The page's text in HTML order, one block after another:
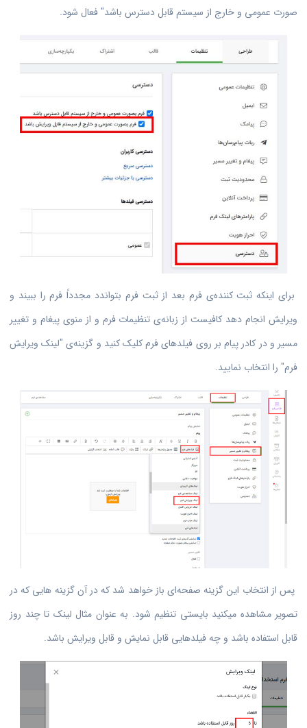
صورت عمومی و خارج از سیستم قابل دسترس باشد" فعال شود.
برای اینکه ثبت کننده‌ی فرم بعد از ثبت فرم بتواندد مجدداً فرم را ببیند و
ویرایش انجام دهد کافیست از زبانه‌ی تنظیمات فرم و از منوی پیغام و تغییر
مسیر و در کادر پیام بر روی فیلدهای فرم کلیک کنید و گزینه‌ی "لینک ویرایش
فرم" را انتخاب نمایید.
پس از انتخاب این گزینه صفحه‌ای باز خواهد شد که در آن گزینه هایی که در
تصویر مشاهده میکنید بایستی تنظیم شود. به عنوان مثال لینک تا چند روز
قابل استفاده باشد و چه فیلدهایی قابل نمایش و قابل ویرایش باشد.